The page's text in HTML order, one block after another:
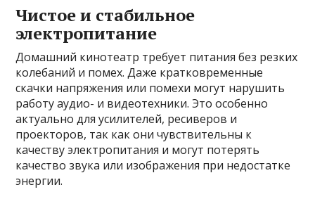
Чистое и стабильное
электропитание
Домашний кинотеатр требует питания без резких
колебаний и помех. Даже кратковременные
скачки напряжения или помехи могут нарушить
работу аудио- и видеотехники. Это особенно
актуально для усилителей, ресиверов и
проекторов, так как они чувствительны к
качеству электропитания и могут потерять
качество звука или изображения при недостатке
энергии.